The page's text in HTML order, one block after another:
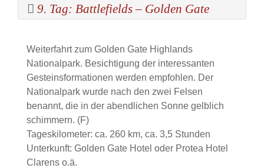
9. Tag: Battlefields – Golden Gate
Weiterfahrt zum Golden Gate Highlands
Nationalpark. Besichtigung der interessanten
Gesteinsformationen werden empfohlen. Der
Nationalpark wurde nach den zwei Felsen
benannt, die in der abendlichen Sonne gelblich
schimmern. (F)
Tageskilometer: ca. 260 km, ca. 3,5 Stunden
Unterkunft: Golden Gate Hotel oder Protea Hotel
Clarens o.ä.